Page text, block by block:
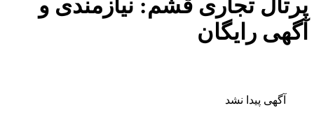
پرتال تجاری قشم: نیازمندی و
آگهی رایگان
آگهی پیدا نشد